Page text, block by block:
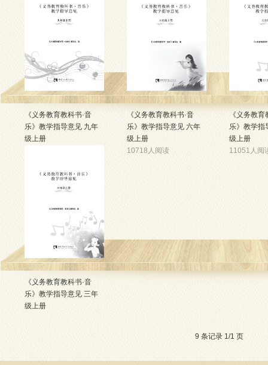
《义务教育教科书·音
乐》教学指导意见 九年
级上册
《义务教育教科书·音
乐》教学指导意见 六年
级上册
10718人阅读
《义务教育
乐》教学指
级上册
11051人阅
《义务教育教科书·音
乐》教学指导意见 三年
级上册
9 条记录 1/1 页